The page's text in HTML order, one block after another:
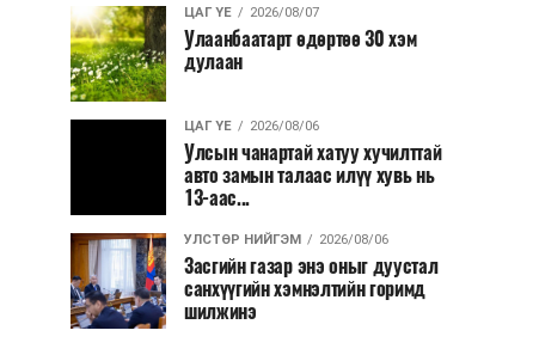
ЦАГ ҮЕ 2026/08/07
Улаанбаатарт өдөртөө 30 хэм
дулаан
ЦАГ ҮЕ 2026/08/06
Улсын чанартай хатуу хучилттай
авто замын талаас илүү хувь нь
13-аас...
УЛСТӨР НИЙГЭМ 2026/08/06
Засгийн газар энэ оныг дуустал
санхүүгийн хэмнэлтийн горимд
шилжинэ